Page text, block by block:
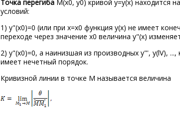
Точка перегиба М(х0, у0) кривой у=у(х) находится
условий:
1) у"(х0)=0 (или при х=х0 функция у(х) не имеет
переходе через значение х0 величина у"(х)
2) y"(х0)=0, а наинизшая из производных у"', y(lV), ...,
имеет нечетный порядок.
Кривизной линии в точке М называется величина